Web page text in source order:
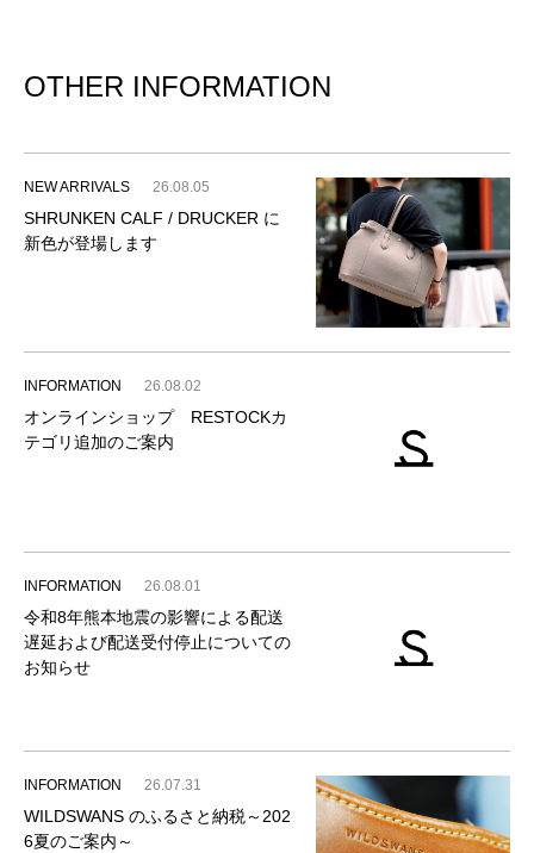
OTHER INFORMATION
NEW ARRIVALS 26.08.05
SHRUNKEN CALF / DRUCKER に
新色が登場します
INFORMATION 26.08.02
オンラインショップ RESTOCKカ
テゴリ追加のご案内
INFORMATION 26.08.01
令和8年熊本地震の影響による配送
遅延および配送受付停止についての
お知らせ
INFORMATION 26.07.31
WILDSWANS のふるさと納税～202
6夏のご案内～